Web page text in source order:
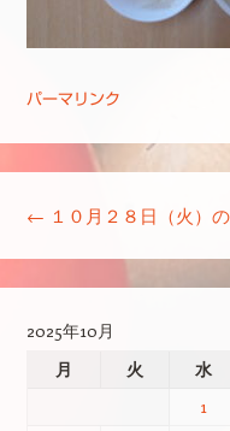
パーマリンク
← １０月２８日（火）
2025年10月
月
火 水
1